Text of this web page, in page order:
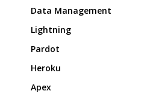
Data Management
Lightning
Pardot
Heroku
Apex